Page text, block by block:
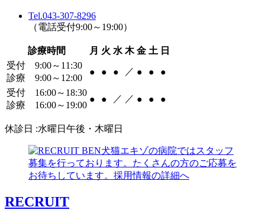
Tel.043-307-8296
（電話受付9:00～19:00）
診療時間 月 火 水 木 金 土 日
受付 9:00～11:30
診療 9:00～12:00
● ● ● ／ ● ● ●
受付 16:00～18:30
診療 16:00～19:00
● ● ／ ／ ● ● ●
休診日 :水曜日午後・木曜日
RECRUIT